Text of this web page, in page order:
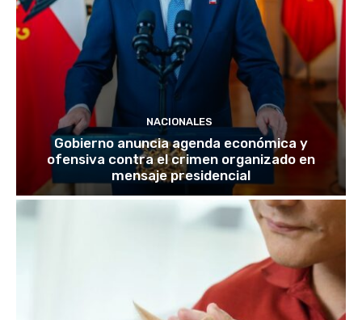
NACIONALES
Gobierno anuncia agenda económica y
ofensiva contra el crimen organizado en
mensaje presidencial